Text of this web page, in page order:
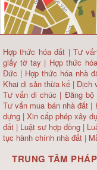
Hợp thức hóa đất |Tư
giấy tờ tay | Hợp thức
Đức | Hợp thức hóa nhà
Khai di sản thừa kế | Dịch
Tư vấn di chúc | Đăng bộ
Tư vấn mua bán nhà đất |
dựng | Xin cấp phép xây
đất | Luật sư hợp đồng |
tục hành chính nhà đất |
TRUNG TÂM